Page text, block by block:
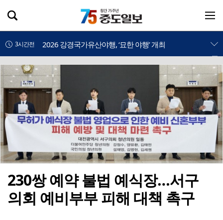
3시간전 논산문화관광재단, ‘2026 강경국가유산야행’ 도슨트 투어 운영
3시간전 2026 강경국가유산야행, ‘묘한 야행’ 개최
4시간전 논산시, 맞춤형 벼 품종 비교 전시포 개장
4시간전 제천 아이들이 사투리로 써 내려간 지역의 기억
4시간전 제천시, 17개 읍면동 현장서 주민 목소리 듣고 후속 조치 나선다.
4시간전 제천중 배구부, 전국대회 잇단 우승으로 ‘전국 강호’ 존재감
4시간전
230쌍 예약 불법 예식장…서구
의회 예비부부 피해 대책 촉구